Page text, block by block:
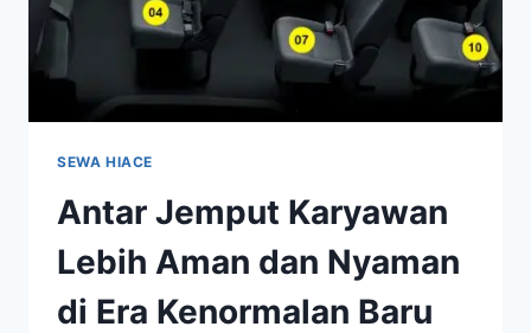
SEWA HIACE
Antar Jemput Karyawan
Lebih Aman dan Nyaman
di Era Kenormalan Baru